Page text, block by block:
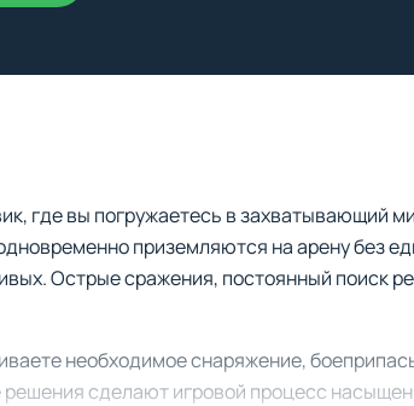
где вы погружаетесь в захватывающий
приземляются на арену без
Острые сражения, постоянный поиск
необходимое снаряжение,
решения сделают игровой процесс